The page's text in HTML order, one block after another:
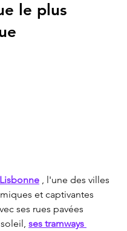
le plus
Lisbonne , l'une des villes
et captivantes
ses rues pavées
ses tramways